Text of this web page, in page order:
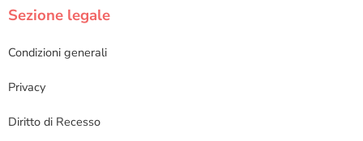
Sezione legale
Condizioni generali
Privacy
Diritto di Recesso